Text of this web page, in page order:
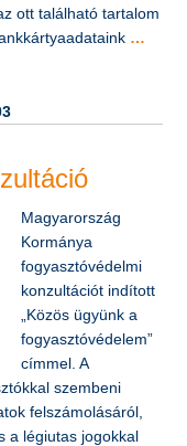
ott található tartalom
…
Magyarország
Kormánya
fogyasztóvédelmi
konzultációt indított
„Közös ügyünk a
fogyasztóvédelem”
címmel. A
szembeni
felszámolásáról,
a légiutas jogokkal